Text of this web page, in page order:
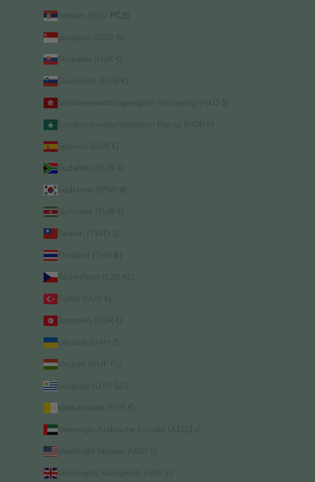
Serbien (RSD РСД)
Singapur (SGD $)
Slowakei (EUR €)
Slowenien (EUR €)
Sonderverwaltungsregion Hongkong (HKD $)
Sonderverwaltungsregion Macau (MOP P)
Spanien (EUR €)
Südafrika (EUR €)
Südkorea (KRW ₩)
Suriname (EUR €)
Taiwan (TWD $)
Thailand (THB ฿)
Tschechien (CZK Kč)
Türkei (EUR €)
Tunesien (EUR €)
Ukraine (UAH ₴)
Ungarn (HUF Ft)
Uruguay (UYU $U)
Vatikanstadt (EUR €)
Vereinigte Staaten (USD $)
Vereinigtes Königreich (GBP £)